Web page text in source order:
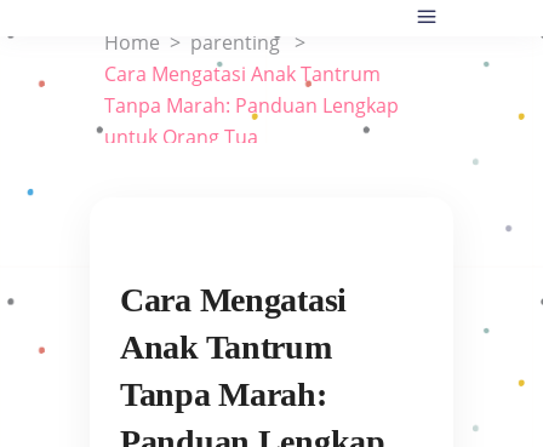
Home > parenting >
Cara Mengatasi Anak Tantrum
Tanpa Marah: Panduan Lengkap
untuk Orang Tua
Cara Mengatasi
Anak Tantrum
Tanpa Marah: